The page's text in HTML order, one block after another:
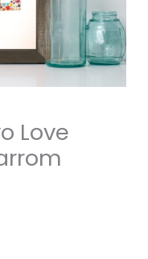
Love